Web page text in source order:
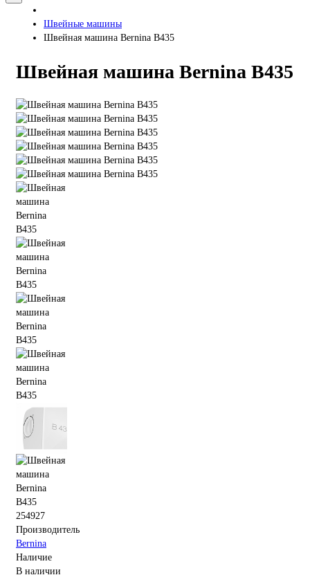
Швейные машины
Швейная машина Bernina B435
Швейная машина Bernina B435
254927
Производитель
Bernina
Наличие
В наличии